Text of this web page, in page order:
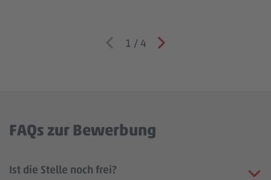
1 / 4
FAQs zur Bewerbung
Ist die Stelle noch frei?